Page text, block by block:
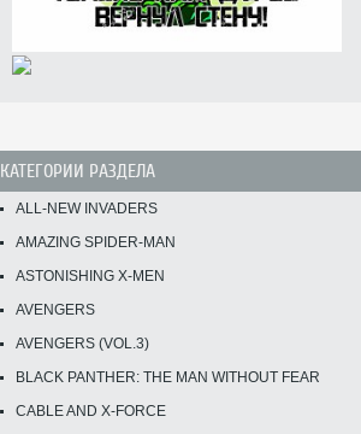
КАТЕГОРИИ РАЗДЕЛА
ALL-NEW INVADERS
AMAZING SPIDER-MAN
ASTONISHING X-MEN
AVENGERS
AVENGERS (VOL.3)
BLACK PANTHER: THE MAN WITHOUT FEAR
CABLE AND X-FORCE